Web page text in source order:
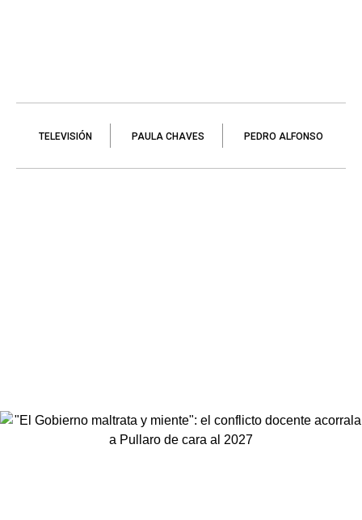
TELEVISIÓN PAULA CHAVES PEDRO ALFONSO